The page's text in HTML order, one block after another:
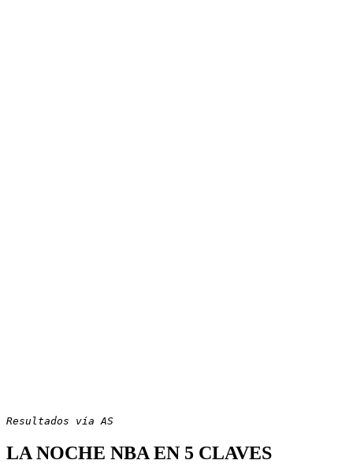
Resultados vía AS
LA NOCHE NBA EN 5 CLAVES